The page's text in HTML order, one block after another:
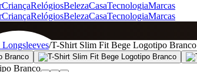
CriançaRelógiosBelezaCasaTecnologiaMarcas
CriançaRelógiosBelezaCasaTecnologiaMarcas
Longsleeves/T-Shirt Slim Fit Bege Logotipo Branco